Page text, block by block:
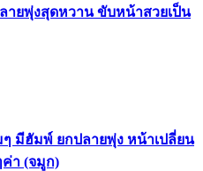
ายพุ่งสุดหวาน ขับหน้าสวยเป็น
มีฮัมพ์ ยกปลายพุ่ง หน้าเปลี่ยน
า (จมูก)